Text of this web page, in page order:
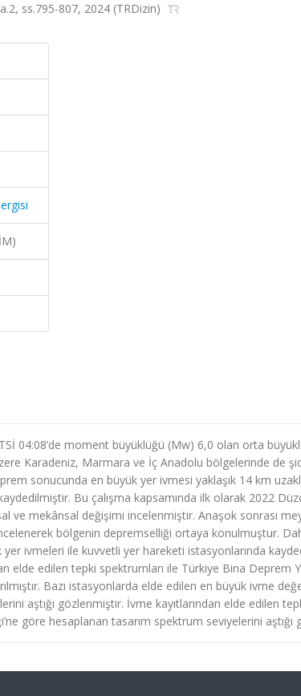
ss.795-807, 2024 (TRDizin)
04:08’de moment büyüklüğü (Mw) 6,0 olan orta
Karadeniz, Marmara ve İç Anadolu bölgelerinde de
sonucunda en büyük yer ivmesi yaklaşık 14 km
Bu çalışma kapsamında ilk olarak 2022
ve mekânsal değişimi incelenmiştir. Anaşok sonrası
bölgenin depremselliği ortaya konulmuştur.
ivmeleri ile kuvvetli yer hareketi istasyonlarında
elde edilen tepki spektrumları ile Türkiye Bina Deprem
Bazı istasyonlarda elde edilen en büyük ivme
aştığı gözlenmiştir. İvme kayıtlarından elde edilen
göre hesaplanan tasarım spektrum seviyelerini aştığı